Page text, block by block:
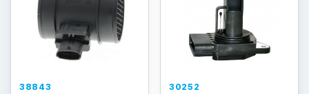
38843 30252